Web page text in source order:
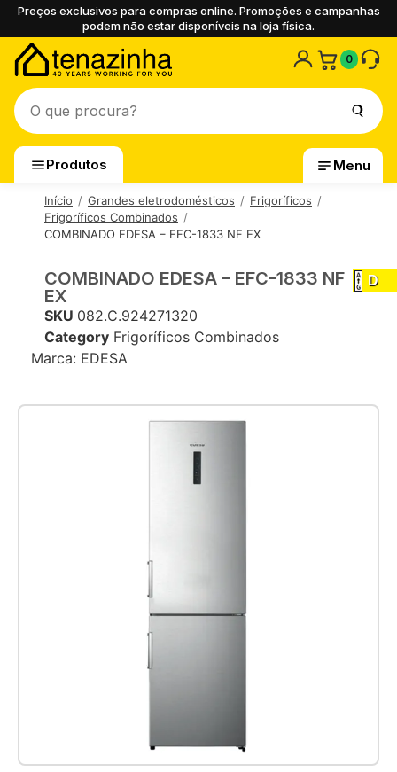
Preços exclusivos para compras online. Promoções e campanhas
podem não estar disponíveis na loja física.
0
Produtos Menu
Início Grandes eletrodomésticos
Frigoríficos
Frigoríficos Combinados
COMBINADO EDESA – EFC-1833 NF EX
COMBINADO EDESA – EFC-1833 NF
EX
D
SKU 082.C.924271320
Category Frigoríficos Combinados
Marca: EDESA